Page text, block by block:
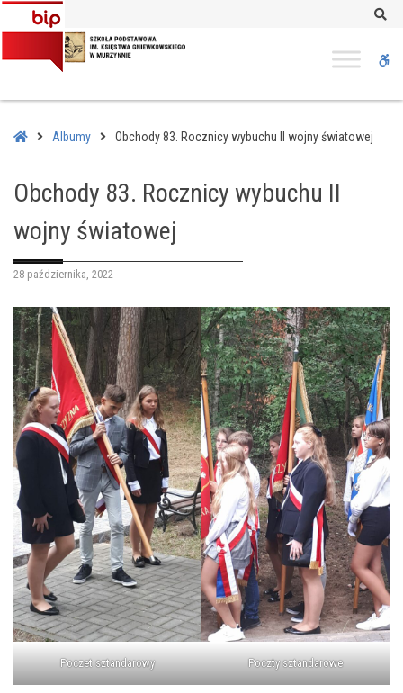
–
Obchody
wojnyHomeAlbumy Obchody 83. Rocznicy wybuchu II wojny światowej
Obchody 83. Rocznicy wybuchu II
wojny światowej
28 października, 2022
Poczet sztandarowy Poczty sztandarowe